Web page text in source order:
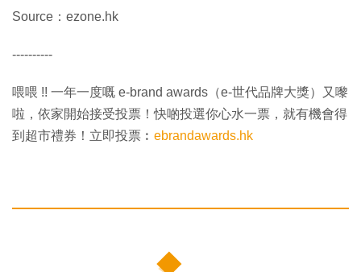
Source：ezone.hk
----------
喂喂 !! 一年一度嘅 e-brand awards（e-世代品牌大獎）又嚟
啦，依家開始接受投票！快啲投選你心水一票，就有機會得
到超市禮券！立即投票︰ ebrandawards.hk